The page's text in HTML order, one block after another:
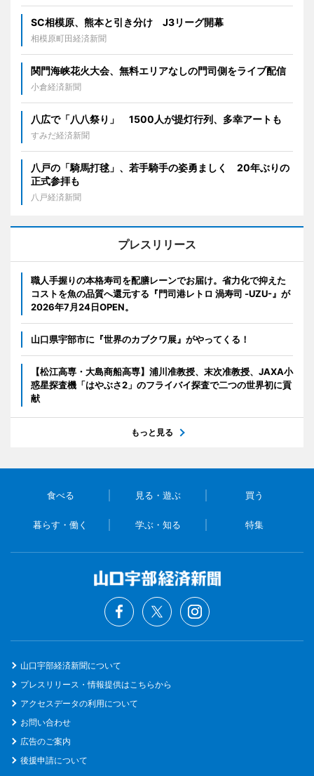
SC相模原、熊本と引き分け J3リーグ開幕
相模原町田経済新聞
関門海峡花火大会、無料エリアなしの門司側をライブ配信
小倉経済新聞
八広で「八八祭り」 1500人が提灯行列、多幸アートも
すみだ経済新聞
八戸の「騎馬打毬」、若手騎手の姿勇ましく 20年ぶりの
正式参拝も
八戸経済新聞
プレスリリース
職人手握りの本格寿司を配膳レーンでお届け。省力化で抑えた
コストを魚の品質へ還元する『門司港レトロ 渦寿司 -UZU-』が
2026年7月24日OPEN。
山口県宇部市に『世界のカブクワ展』がやってくる！
【松江高専・大島商船高専】浦川准教授、末次准教授、JAXA小
惑星探査機「はやぶさ2」のフライバイ探査で二つの世界初に貢
献
もっと見る
食べる 見る・遊ぶ 買う
暮らす・働く 学ぶ・知る 特集
山口宇部経済新聞について
プレスリリース・情報提供はこちらから
アクセスデータの利用について
お問い合わせ
広告のご案内
後援申請について